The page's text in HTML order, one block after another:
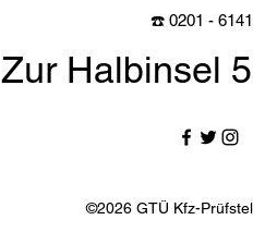
Zur Halbinsel
☎️ 0201 -
©2026 GTÜ Kfz-